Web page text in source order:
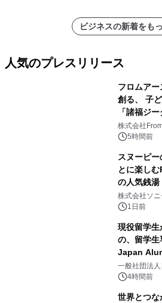
ビジネスの新着をも
人気のプレスリリース
フロムア
創る、 子
「諸福ジ
(日)開催
株式会社
5時間前
スヌーピ
とに楽し
の人気銭湯
ラボレー
ボグッズも
株式会社ソ
1日前
現役留学生
の、留学生
Japan
をリリース
一般社団法
4時間前
世界とつな